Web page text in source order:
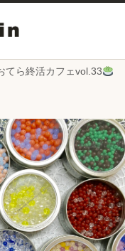
てら終活カフェvol.33